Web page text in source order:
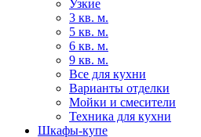
Узкие
3 кв. м.
5 кв. м.
6 кв. м.
9 кв. м.
Все для кухни
Варианты отделки
Мойки и смесители
Техника для кухни
Шкафы-купе